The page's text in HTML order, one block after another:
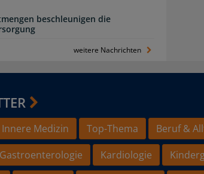
beschleunigen die
weitere Nachrichten
Medizin Top-Thema Beruf &
Gastroenterologie Kardiologie